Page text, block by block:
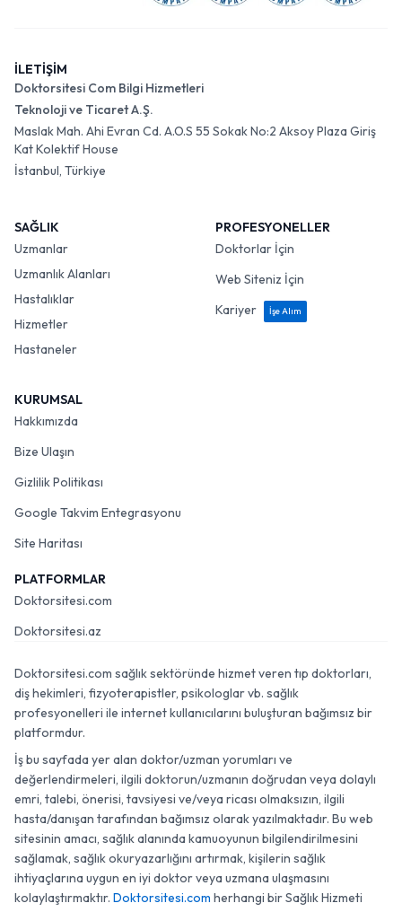
İLETİŞİM
Doktorsitesi Com Bilgi Hizmetleri
Teknoloji ve Ticaret A.Ş.
Maslak Mah. Ahi Evran Cd. A.O.S 55 Sokak No:2 Aksoy Plaza Giriş
Kat Kolektif House
İstanbul, Türkiye
SAĞLIK
Uzmanlar
Uzmanlık Alanları
Hastalıklar
Hizmetler
Hastaneler
PROFESYONELLER
Doktorlar İçin
Web Siteniz İçin
Kariyer
İşe Alım
KURUMSAL
Hakkımızda
Bize Ulaşın
Gizlilik Politikası
Google Takvim Entegrasyonu
Site Haritası
PLATFORMLAR
Doktorsitesi.com
Doktorsitesi.az
Doktorsitesi.com sağlık sektöründe hizmet veren tıp doktorları,
diş hekimleri, fizyoterapistler, psikologlar vb. sağlık
profesyonelleri ile internet kullanıcılarını buluşturan bağımsız bir
platformdur.
İş bu sayfada yer alan doktor/uzman yorumları ve
değerlendirmeleri, ilgili doktorun/uzmanın doğrudan veya dolaylı
emri, talebi, önerisi, tavsiyesi ve/veya ricası olmaksızın, ilgili
hasta/danışan tarafından bağımsız olarak yazılmaktadır. Bu web
sitesinin amacı, sağlık alanında kamuoyunun bilgilendirilmesini
sağlamak, sağlık okuryazarlığını artırmak, kişilerin sağlık
ihtiyaçlarına uygun en iyi doktor veya uzmana ulaşmasını
kolaylaştırmaktır. Doktorsitesi.com herhangi bir Sağlık Hizmeti